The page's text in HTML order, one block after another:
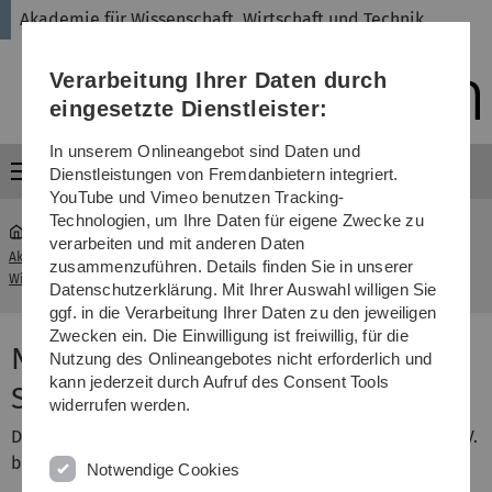
Direkt
Direkt
Direkt
(Sprache,
Drucken,
Media)
Direkt
Direkt
Akademie für Wissenschaft, Wirtschaft und Technik
Menü
Akademie für Wissenschaft,
Wirtschaft und Technik
...
Nachwuchsförderung und
Stipendien
Die Akademie für Wissenschaft, Wirtschaft und Technik e.V.
bietet folgende Förderprogramme an.
Verarbeitung Ihrer Daten durch
eingesetzte Dienstleister:
In unserem Onlineangebot sind Daten und
Dienstleistungen von Fremdanbietern integriert.
YouTube und Vimeo benutzen Tracking-
Technologien, um Ihre Daten für eigene Zwecke zu
verarbeiten und mit anderen Daten
zusammenzuführen. Details finden Sie in unserer
Datenschutzerklärung. Mit Ihrer Auswahl willigen Sie
ggf. in die Verarbeitung Ihrer Daten zu den jeweiligen
Zwecken ein. Die Einwilligung ist freiwillig, für die
Nutzung des Onlineangebotes nicht erforderlich und
kann jederzeit durch Aufruf des Consent Tools
widerrufen werden.
Notwendige Cookies